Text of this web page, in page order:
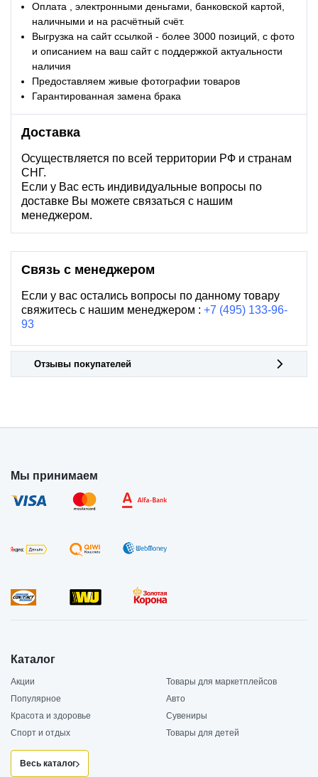
Оплата , электронными деньгами, банковской картой,
наличными и на расчётный счёт.
Выгрузка на сайт ссылкой - более 3000 позиций, с фото
и описанием на ваш сайт с поддержкой актуальности
наличия
Предоставляем живые фотографии товаров
Гарантированная замена брака
Доставка
Осуществляется по всей территории РФ и странам
СНГ.
Если у Вас есть индивидуальные вопросы по
доставке Вы можете связаться с нашим
менеджером.
Связь с менеджером
Если у вас остались вопросы по данному товару
свяжитесь с нашим менеджером : +7 (495) 133-96-
93
Отзывы покупателей
Мы принимаем
Каталог
Акции
Товары для маркетплейсов
Популярное
Авто
Красота и здоровье
Сувениры
Спорт и отдых
Товары для детей
Весь каталог